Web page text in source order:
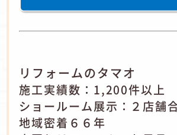
リフォームのタマオ
施工実績数：1,200件以上
ショールーム展示：２店舗
地域密着６６年